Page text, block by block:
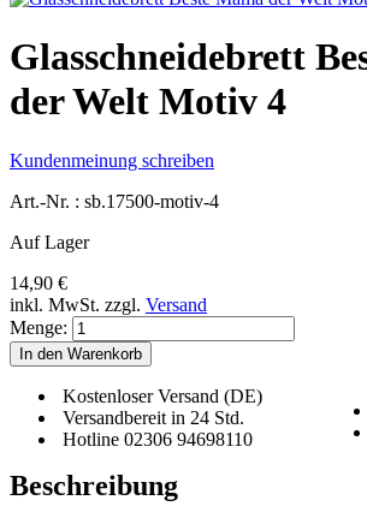
Glasschneidebrett
der Welt Motiv 4
Kundenmeinung schreiben
Art.-Nr. : sb.17500-motiv-4
Auf Lager
14,90 €
inkl. MwSt. zzgl. Versand
Menge:
In den Warenkorb
Kostenloser Versand (DE)
Versandbereit in 24 Std.
Hotline 02306 94698110
Beschreibung